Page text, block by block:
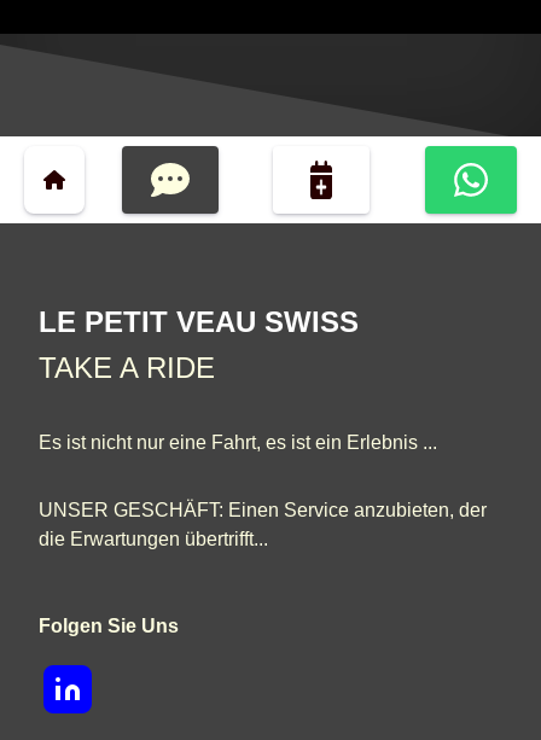
LE PETIT VEAU SWISS
TAKE A RIDE
Es ist nicht nur eine Fahrt, es ist ein Erlebnis ...
UNSER GESCHÄFT: Einen Service anzubieten, der
die Erwartungen übertrifft...
Folgen Sie Uns